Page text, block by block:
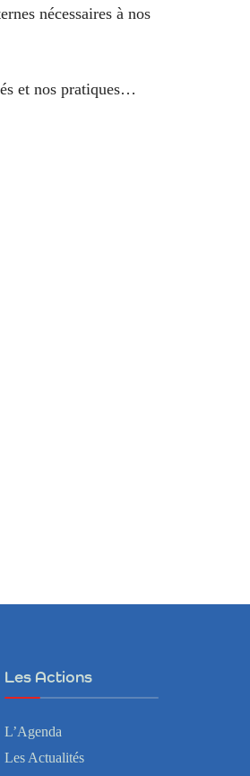
nécessaires à nos
et nos pratiques…
Les Actions
L’Agenda
Les Actualités